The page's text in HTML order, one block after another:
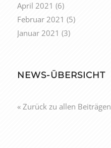
April 2021 (6)
Februar 2021 (5)
Januar 2021 (3)
NEWS-ÜBERSICHT
« Zurück zu allen Beiträgen